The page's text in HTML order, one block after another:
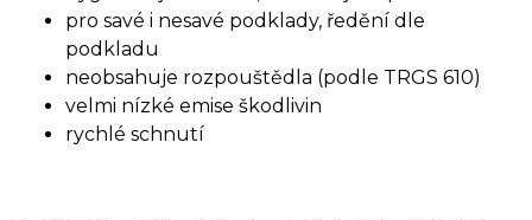
pro savé i nesavé podklady, ředění dle
podkladu
neobsahuje rozpouštědla (podle TRGS 610)
velmi nízké emise škodlivin
rychlé schnutí